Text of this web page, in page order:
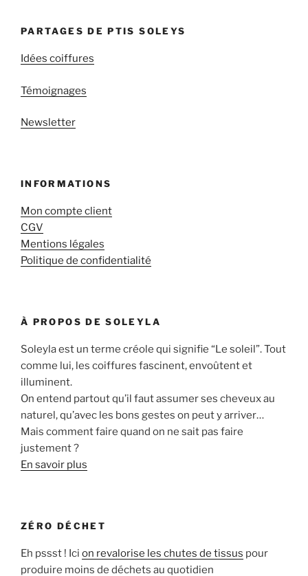
PARTAGES DE PTIS SOLEYS
Idées coiffures
Témoignages
Newsletter
INFORMATIONS
Mon compte client
CGV
Mentions légales
Politique de confidentialité
À PROPOS DE SOLEYLA
Soleyla est un terme créole qui signifie “Le soleil”. Tout
comme lui, les coiffures fascinent, envoûtent et
illuminent.
On entend partout qu’il faut assumer ses cheveux au
naturel, qu’avec les bons gestes on peut y arriver…
Mais comment faire quand on ne sait pas faire
justement ?
En savoir plus
ZÉRO DÉCHET
Eh pssst ! Ici on revalorise les chutes de tissus pour
produire moins de déchets au quotidien